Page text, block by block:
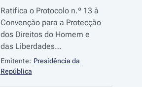
Ratifica o Protocolo n.º 13 à
Convenção para a Protecção
dos Direitos do Homem e
das Liberdades
Fundamentais, Relativo à
Abolição da Pena de Morte
Emitente: Presidência da
República